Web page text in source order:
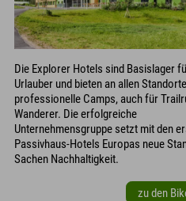
Die Explorer Hotels sind Basislager
Urlauber und bieten an allen
professionelle Camps, auch für
Wanderer. Die erfolgreiche
Unternehmensgruppe setzt mit den
Passivhaus-Hotels Europas neue
Sachen Nachhaltigkeit.
zu den